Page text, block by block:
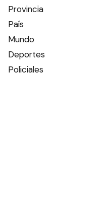
Provincia
País
Mundo
Deportes
Policiales